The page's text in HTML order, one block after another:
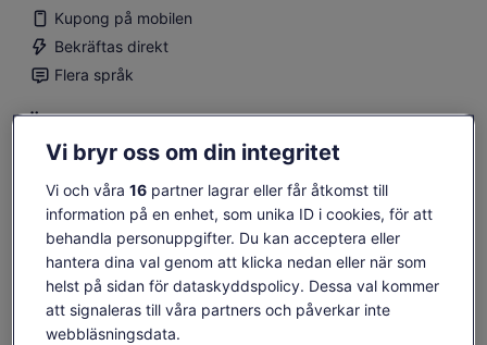
Kupong på mobilen
Bekräftas direkt
Flera språk
Översikt
Upptäck det legendariska ursprunget till Tysklands
Utforska New Castles historia och arkitektur.
Upptäck arvet efter poeten Annette von Droste-Hülshoff.
Lär dig mer om hur Konstanz prinsbiskopar påverkade
Meersburg.
Visa mer
Vi bryr oss om din integritet
Vi och våra 16partner lagrar eller får åtkomst till
information på en enhet, som unika ID i cookies, för att
behandla personuppgifter. Du kan acceptera eller
hantera dina val genom att klicka nedan eller när som
helst på sidan för dataskyddspolicy. Dessa val kommer
att signaleras till våra partners och påverkar inte
webbläsningsdata.